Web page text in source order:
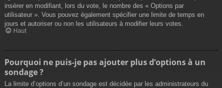
insérer en modifiant, lors du vote, le nombre des « Options par
utilisateur ». Vous pouvez également spécifier une limite de temps en
jours et autoriser ou non les utilisateurs à modifier leurs votes.
Haut
Pourquoi ne puis-je pas ajouter plus d’options à un
sondage ?
La limite d’options d’un sondage est décidée par les administrateurs du